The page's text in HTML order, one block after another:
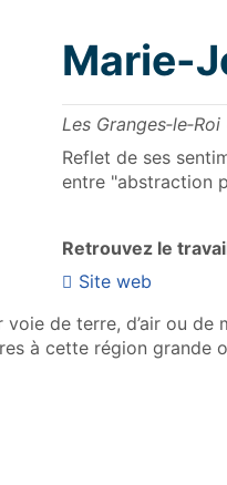
Marie-
Les
Reflet de ses
entre "abstraction
Retrouvez le
Site web
de terre, d’air ou de
à cette région grande